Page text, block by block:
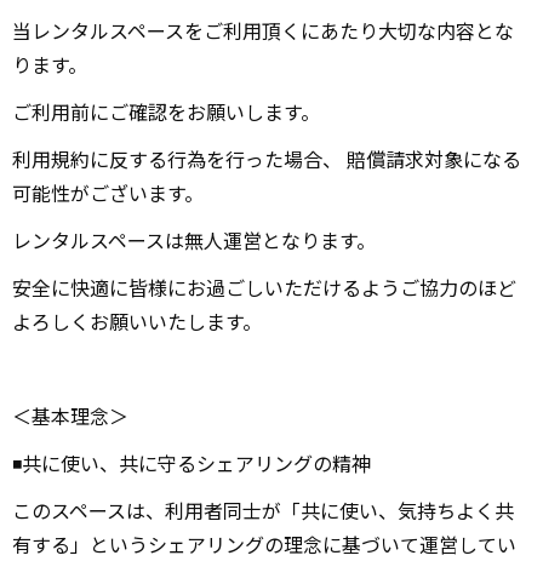
当レンタルスペースをご利用頂くにあたり大切な内容とな
ります。
ご利用前にご確認をお願いします。
利用規約に反する行為を行った場合、 賠償請求対象になる
可能性がございます。
レンタルスペースは無人運営となります。
安全に快適に皆様にお過ごしいただけるようご協力のほど
よろしくお願いいたします。
＜基本理念＞
◾️共に使い、共に守るシェアリングの精神
このスペースは、利用者同士が「共に使い、気持ちよく共
有する」というシェアリングの理念に基づいて運営してい